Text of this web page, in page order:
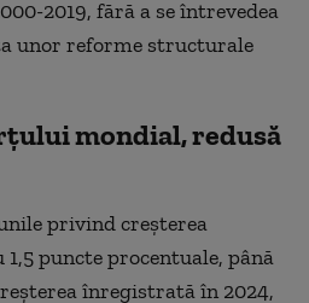
2019, fără a se întrevedea
unor reforme structurale
mondial, redusă
privind creşterea
puncte procentuale, până
înregistrată în 2024,